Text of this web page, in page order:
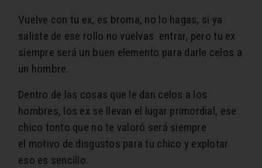
Vuelve con tu ex, es broma, no lo hagas, si ya
saliste de ese rollo no vuelvas entrar, pero tu ex
siempre será un buen elemento para darle celos a
un hombre.
Dentro de las cosas que le dan celos a los
hombres, los ex se llevan el lugar primordial, ese
chico tonto que no te valoró será siempre
el motivo de disgustos para tu chico y explotar
eso es sencillo.